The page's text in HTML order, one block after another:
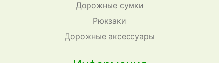
Дорожные сумки
Рюкзаки
Дорожные аксессуары